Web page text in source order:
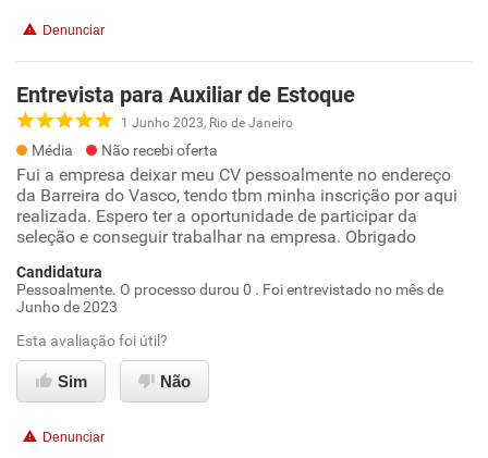
Denunciar
Entrevista para Auxiliar de Estoque
1 Junho 2023, Rio de Janeiro
Média Não recebi oferta
Fui a empresa deixar meu CV pessoalmente no endereço
da Barreira do Vasco, tendo tbm minha inscrição por aqui
realizada. Espero ter a oportunidade de participar da
seleção e conseguir trabalhar na empresa. Obrigado
Candidatura
Pessoalmente. O processo durou 0 . Foi entrevistado no mês de
Junho de 2023
Esta avaliação foi útil?
Sim Não
Denunciar